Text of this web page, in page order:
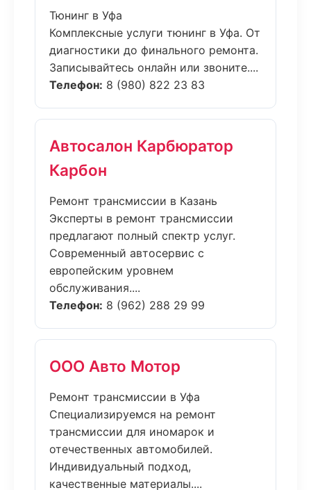
Тюнинг в Уфа
Комплексные услуги тюнинг в Уфа. От
диагностики до финального ремонта.
Записывайтесь онлайн или звоните....
Телефон: 8 (980) 822 23 83
Автосалон Карбюратор
Карбон
Ремонт трансмиссии в Казань
Эксперты в ремонт трансмиссии
предлагают полный спектр услуг.
Современный автосервис с
европейским уровнем
обслуживания....
Телефон: 8 (962) 288 29 99
ООО Авто Мотор
Ремонт трансмиссии в Уфа
Специализируемся на ремонт
трансмиссии для иномарок и
отечественных автомобилей.
Индивидуальный подход,
качественные материалы....